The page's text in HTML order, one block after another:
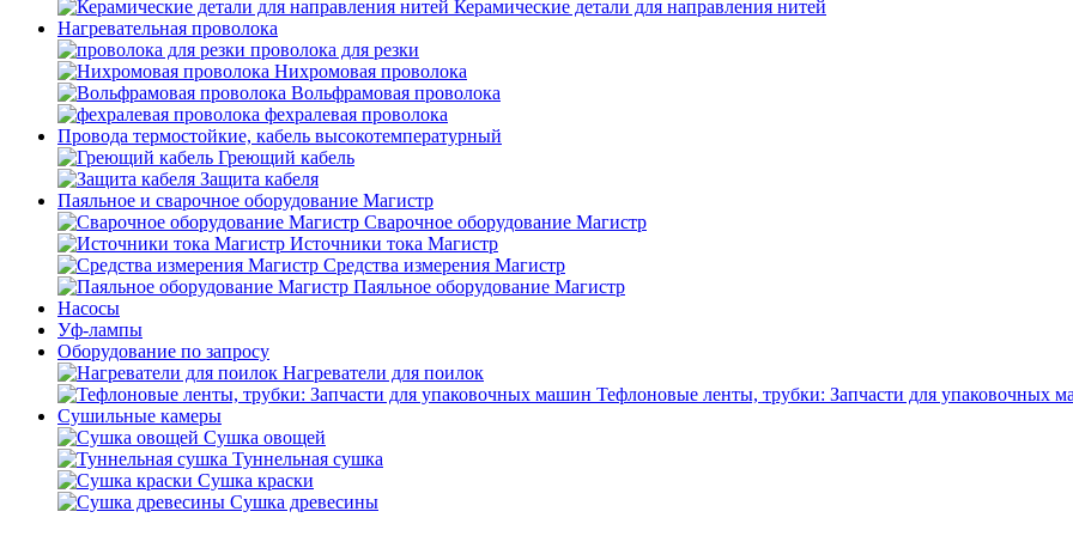
Керамические детали для направления нитей
Нагревательная проволока
проволока для резки
Нихромовая проволока
Вольфрамовая проволока
фехралевая проволока
Провода термостойкие, кабель высокотемпературный
Греющий кабель
Защита кабеля
Паяльное и сварочное оборудование Магистр
Сварочное оборудование Магистр
Источники тока Магистр
Средства измерения Магистр
Паяльное оборудование Магистр
Насосы
Уф-лампы
Оборудование по запросу
Нагреватели для поилок
Тефлоновые ленты, трубки: Запчасти для упаковочных
Сушильные камеры
Сушка овощей
Туннельная сушка
Сушка краски
Сушка древесины